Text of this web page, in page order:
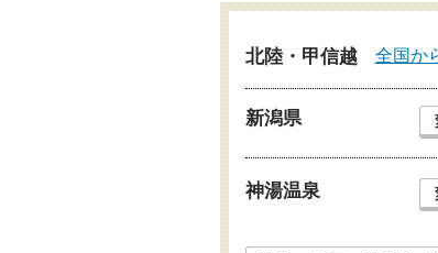
北陸・甲信越 全国か
新潟県
神湯温泉